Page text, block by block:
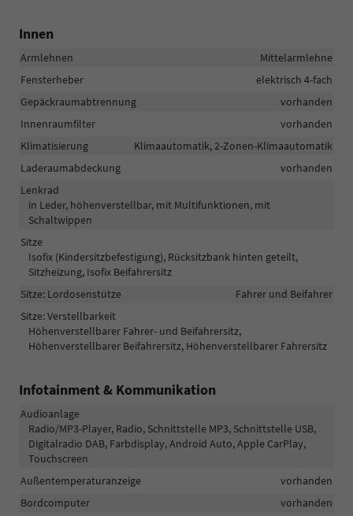
Innen
Armlehnen
Mittelarmlehne
Fensterheber
elektrisch 4-fach
Gepäckraumabtrennung
vorhanden
Innenraumfilter
vorhanden
Klimatisierung
Klimaautomatik, 2-Zonen-Klimaautomatik
Laderaumabdeckung
vorhanden
Lenkrad
in Leder, höhenverstellbar, mit Multifunktionen, mit
Schaltwippen
Sitze
Isofix (Kindersitzbefestigung), Rücksitzbank hinten geteilt,
Sitzheizung, Isofix Beifahrersitz
Sitze: Lordosenstütze
Fahrer und Beifahrer
Sitze: Verstellbarkeit
Höhenverstellbarer Fahrer- und Beifahrersitz,
Höhenverstellbarer Beifahrersitz, Höhenverstellbarer Fahrersitz
Infotainment & Kommunikation
Audioanlage
Radio/MP3-Player, Radio, Schnittstelle MP3, Schnittstelle USB,
Digitalradio DAB, Farbdisplay, Android Auto, Apple CarPlay,
Touchscreen
Außentemperaturanzeige
vorhanden
Bordcomputer
vorhanden